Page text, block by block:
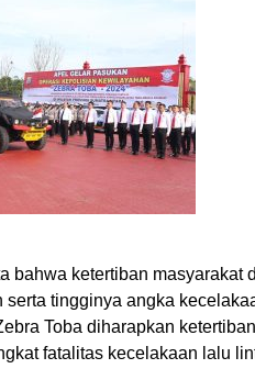
bahwa ketertiban masyarakat
serta tingginya angka
Toba diharapkan
fatalitas kecelakaan lalu